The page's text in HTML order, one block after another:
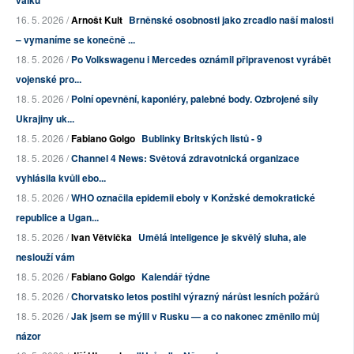
16. 5. 2026 /Arnošt Kult Brněnské osobnosti jako zrcadlo naší malosti
– vymaníme se konečně ...
18. 5. 2026 /Po Volkswagenu i Mercedes oznámil připravenost vyrábět
vojenské pro...
18. 5. 2026 /Polní opevnění, kaponiéry, palebné body. Ozbrojené síly
Ukrajiny uk...
18. 5. 2026 /Fabiano Golgo Bublinky Britských listů - 9
18. 5. 2026 /Channel 4 News: Světová zdravotnická organizace
vyhlásila kvůli ebo...
18. 5. 2026 /WHO označila epidemii eboly v Konžské demokratické
republice a Ugan...
18. 5. 2026 /Ivan Větvička Umělá inteligence je skvělý sluha, ale
neslouží vám
18. 5. 2026 /Fabiano Golgo Kalendář týdne
18. 5. 2026 /Chorvatsko letos postihl výrazný nárůst lesních požárů
18. 5. 2026 /Jak jsem se mýlil v Rusku — a co nakonec změnilo můj
názor